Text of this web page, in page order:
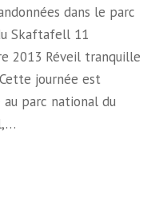
dans le parc
Skaftafell 11
2013 Réveil tranquille
journée est
au parc national du